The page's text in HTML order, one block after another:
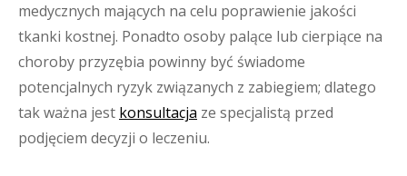
medycznych mających na celu poprawienie jakości
tkanki kostnej. Ponadto osoby palące lub cierpiące na
choroby przyzębia powinny być świadome
potencjalnych ryzyk związanych z zabiegiem; dlatego
tak ważna jest konsultacja ze specjalistą przed
podjęciem decyzji o leczeniu.